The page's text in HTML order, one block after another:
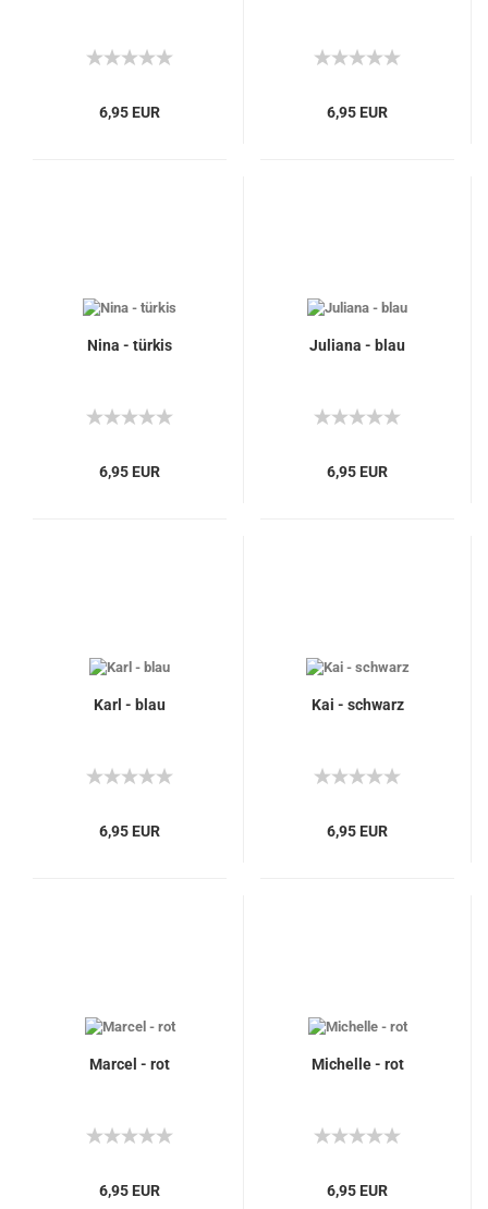
6,95 EUR 6,95 EUR
Nina - türkis
6,95 EUR
Juliana - blau
6,95 EUR
Karl - blau
6,95 EUR
Kai - schwarz
6,95 EUR
Marcel - rot
6,95 EUR
Michelle - rot
6,95 EUR